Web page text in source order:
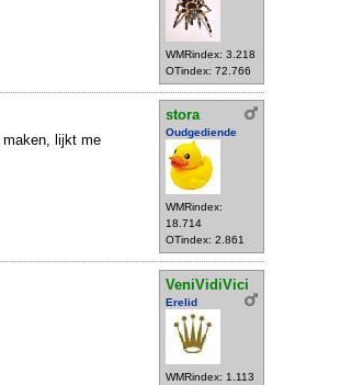
WMRindex: 3.218
OTindex: 72.766
stora
Oudgediende
WMRindex:
18.714
OTindex: 2.861
maken, lijkt me
VeniVidiVici
Erelid
WMRindex: 1.113